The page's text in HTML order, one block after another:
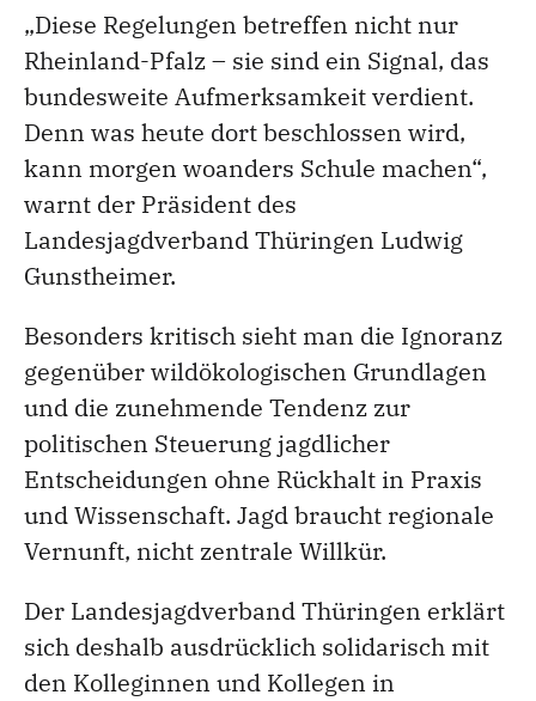
„Diese Regelungen betreffen nicht nur
Rheinland-Pfalz – sie sind ein Signal, das
bundesweite Aufmerksamkeit verdient.
Denn was heute dort beschlossen wird,
kann morgen woanders Schule machen“,
warnt der Präsident des
Landesjagdverband Thüringen Ludwig
Gunstheimer.
Besonders kritisch sieht man die Ignoranz
gegenüber wildökologischen Grundlagen
und die zunehmende Tendenz zur
politischen Steuerung jagdlicher
Entscheidungen ohne Rückhalt in Praxis
und Wissenschaft. Jagd braucht regionale
Vernunft, nicht zentrale Willkür.
Der Landesjagdverband Thüringen erklärt
sich deshalb ausdrücklich solidarisch mit
den Kolleginnen und Kollegen in